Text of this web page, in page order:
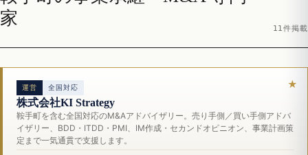
家
11件掲載
運営 全国対応
株式会社KI Strategy
鞍手町を含む全国対応のM&Aアドバイザリー。売り手側／買い手側アドバ
イザリー、BDD・ITDD・PMI、IM作成・セカンドオピニオン、事業計画策
定まで一気通貫で支援します。